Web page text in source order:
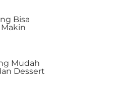
Bisa
Mudah
Dessert